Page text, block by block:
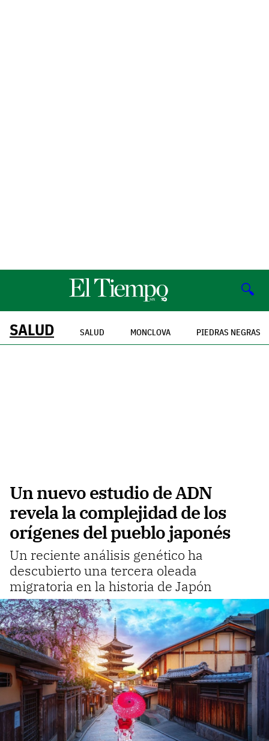
🔍
SALUD SALUD MONCLOVA PIEDRAS NEGRAS
Un nuevo estudio de ADN
revela la complejidad de los
orígenes del pueblo japonés
Un reciente análisis genético ha
descubierto una tercera oleada
migratoria en la historia de Japón